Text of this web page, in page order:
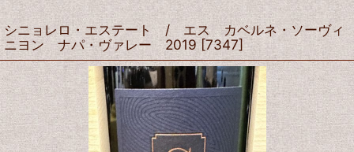
シニョレロ・エステート / エス カベルネ・ソーヴィ
ニヨン ナパ・ヴァレー 2019 [7347]